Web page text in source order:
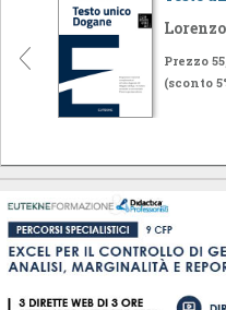
Prezzo
(sconto